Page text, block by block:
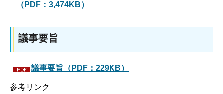
（PDF：3,474KB）
議事要旨
議事要旨（PDF：229KB）
参考リンク